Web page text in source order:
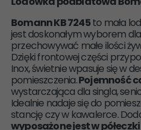
Bomann KB 7245to mała
jest doskonałym wyborem
przechowywać małe ilości
Dzięki frontowej części
Inox, świetnie wpasuje się w
pomieszczenia.Pojemność
wystarczająca dla singla,
Idealnie nadaje się do
stancję czy w kawalerce.
wyposażone jest w